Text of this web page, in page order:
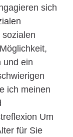
sich
und ein
ich meinen
Um
für Sie